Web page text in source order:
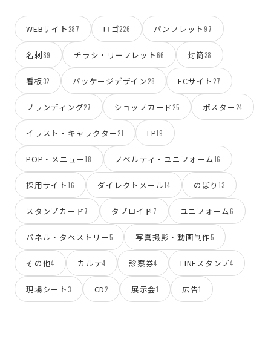
WEBサイト 287 ロゴ226 パンフレット 97
名刺89 チラシ・リーフレット66 封筒38
看板32 パッケージデザイン28 ECサイト 27
ブランディング27 ショップカード 25 ポスター 24
イラスト・キャラクター21 LP19
POP・メニュー18 ノベルティ・ユニフォーム16
採用サイト16 ダイレクトメール14 のぼり 13
スタンプカード7 タブロイド 7 ユニフォーム6
パネル・タペストリー5 写真撮影・動画制作5
その他4 カルテ4 診察券4 LINEスタンプ4
現場シート 3 CD2 展示会1 広告1